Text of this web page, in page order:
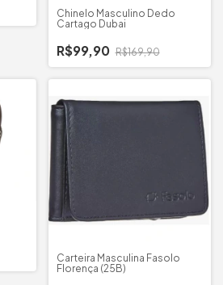
Chinelo Masculino Dedo
Cartago Dubai
R$99,90 R$169,90
Carteira Masculina Fasolo
Florença (25B)